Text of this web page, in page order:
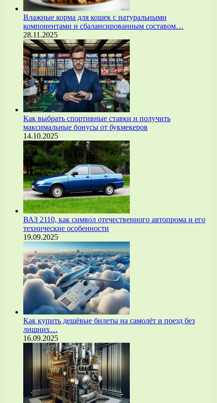
Влажные корма для кошек с натуральными
компонентами и сбалансированным составом…
28.11.2025
Как выбрать спортивные ставки и получить
максимальные бонусы от букмекеров
14.10.2025
ВАЗ 2110, как символ отечественного автопрома и его
технические особенности
19.09.2025
Как купить дешёвые билеты на самолёт и поезд без
лишних…
16.09.2025